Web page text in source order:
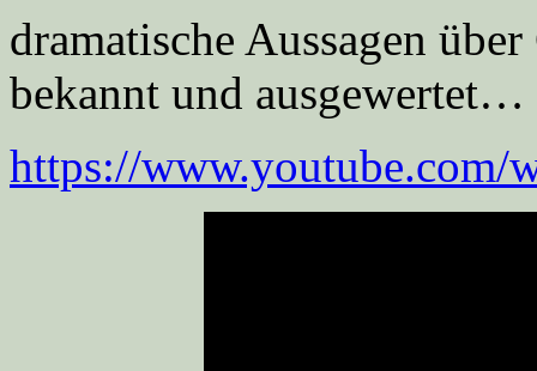
dramatische Aussagen
bekannt und ausgewertet…
https://www.youtube.com/